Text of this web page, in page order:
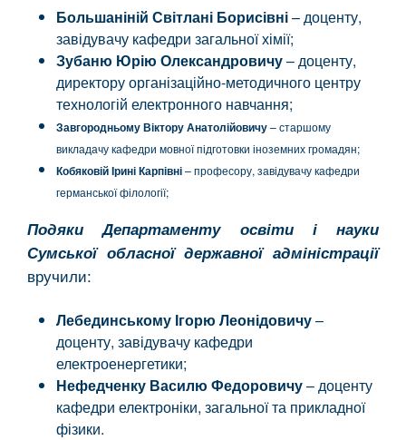
Большаніній Світлані Борисівні– доценту,
завідувачу кафедри загальної хімії;
Зубаню Юрію Олександровичу– доценту,
директору організаційно-методичного центру
технологій електронного навчання;
Завгородньому Віктору Анатолійовичу– старшому
викладачу кафедри мовної підготовки іноземних громадян;
Кобяковій Ірині Карпівні– професору, завідувачу кафедри
германської філології;
Подяки Департаменту освіти і науки
Сумської обласної державної адміністрації
вручили:
Лебединському Ігорю Леонідовичу–
доценту, завідувачу кафедри
електроенергетики;
Нефедченку Василю Федоровичу– доценту
кафедри електроніки, загальної та прикладної
фізики.